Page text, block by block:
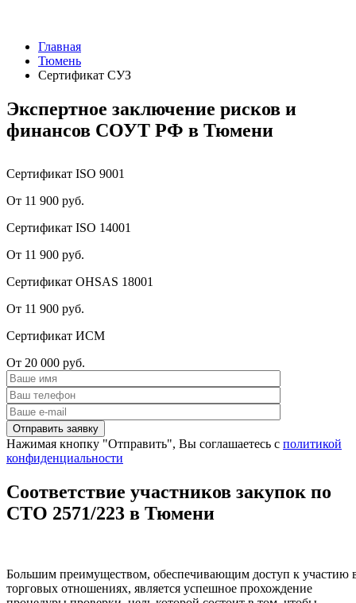
Главная
Тюмень
Сертификат СУЗ
Экспертное заключение рисков и
финансов СОУТ РФ в Тюмени
Сертификат ISO 9001
От 11 900 руб.
Сертификат ISO 14001
От 11 900 руб.
Сертификат OHSAS 18001
От 11 900 руб.
Сертификат ИСМ
От 20 000 руб.
Нажимая кнопку "Отправить", Вы соглашаетесь с политикой
конфиденциальности
Соответствие участников закупок по
СТО 2571/223 в Тюмени
Большим преимуществом, обеспечивающим доступ к участию
торговых отношениях, является успешное прохождение